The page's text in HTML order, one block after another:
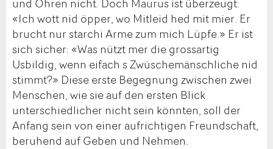
«Ich wott nid öpper, wo Mitleid hed mit mier. Er
brucht nur starchi Arme zum mich Lüpfe.» Er ist
sich sicher: «Was nützt mer die grossartig
Usbildig, wenn eifach s Zwüschemänschliche nid
stimmt?» Diese erste Begegnung zwischen zwei
Menschen, wie sie auf den ersten Blick
unterschiedlicher nicht sein könnten, soll der
Anfang sein von einer aufrichtigen Freundschaft,
beruhend auf Geben und Nehmen.